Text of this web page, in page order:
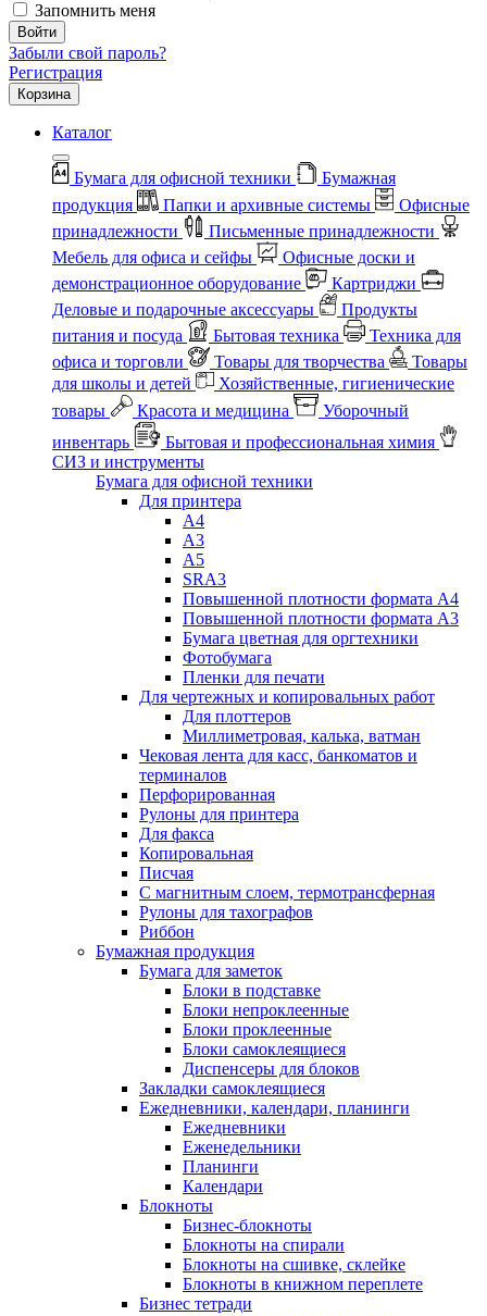
Запомнить меня
Войти
Забыли свой пароль?
Регистрация
Корзина
Каталог
Бумага для офисной техники
Бумажная
продукция
Папки и архивные системы
Офисные
принадлежности
Письменные принадлежности
Мебель для офиса и сейфы
Офисные доски и
демонстрационное оборудование
Картриджи
Деловые и подарочные аксессуары
Продукты
питания и посуда
Бытовая техника
Техника для
офиса и торговли
Товары для творчества
Товары
для школы и детей
Хозяйственные, гигиенические
товары
Красота и медицина
Уборочный
инвентарь
Бытовая и профессиональная химия
СИЗ и инструменты
Бумага для офисной техники
Для принтера
А4
А3
А5
SRA3
Повышенной плотности формата А4
Повышенной плотности формата А3
Бумага цветная для оргтехники
Фотобумага
Пленки для печати
Для чертежных и копировальных работ
Для плоттеров
Миллиметровая, калька, ватман
Чековая лента для касс, банкоматов и
терминалов
Перфорированная
Рулоны для принтера
Для факса
Копировальная
Писчая
С магнитным слоем, термотрансферная
Рулоны для тахографов
Риббон
Бумажная продукция
Бумага для заметок
Блоки в подставке
Блоки непроклеенные
Блоки проклеенные
Блоки самоклеящиеся
Диспенсеры для блоков
Закладки самоклеящиеся
Ежедневники, календари, планинги
Ежедневники
Еженедельники
Планинги
Календари
Блокноты
Бизнес-блокноты
Блокноты на спирали
Блокноты на сшивке, склейке
Блокноты в книжном переплете
Бизнес тетради